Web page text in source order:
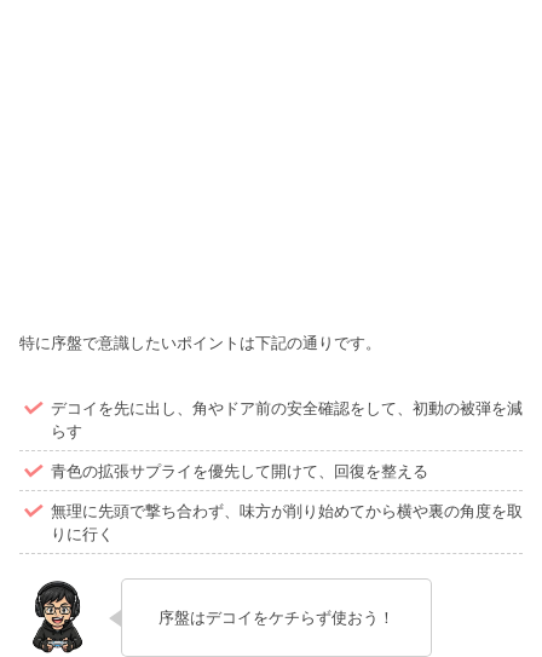
特に序盤で意識したいポイントは下記の通りです。
デコイを先に出し、角やドア前の安全確認をして、初動の被弾を減
らす
青色の拡張サプライを優先して開けて、回復を整える
無理に先頭で撃ち合わず、味方が削り始めてから横や裏の角度を取
りに行く
序盤はデコイをケチらず使おう！